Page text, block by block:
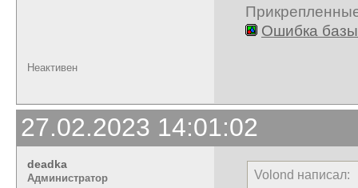
Ошибка
Неактивен
27.02.2023 14:01:02
deadka
Администратор Volond написал: